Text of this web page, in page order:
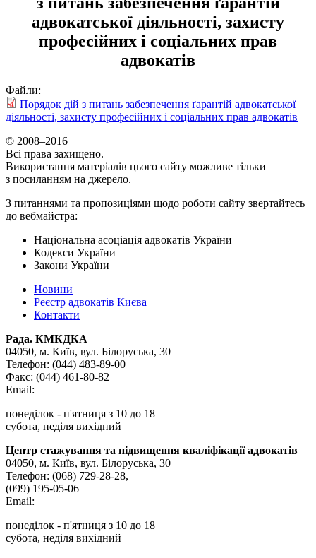
адвокатської діяльності, захисту
професійних і соціальних прав
адвокатів
Файли:
Порядок дій з питань забезпечення ґарантій адвокатської
діяльності, захисту професійних і соціальних прав адвокатів
© 2008–2016
Всі права захищено.
Використання матеріалів цього сайту можливе тільки
з посиланням на джерело.
З питаннями та пропозиціями щодо роботи сайту звертайтесь
до вебмайстра:
Національна асоціація адвокатів України
Кодекси України
Закони України
Новини
Реєстр адвокатів Києва
Контакти
Рада. КМКДКА
04050, м. Київ, вул. Білоруська, 30
Телефон: (044) 483-89-00
Факс: (044) 461-80-82
Email:
понеділок - п'ятниця з 10 до 18
субота, неділя вихідний
Центр стажування та підвищення кваліфікації адвокатів
04050, м. Київ, вул. Білоруська, 30
Телефон: (068) 729-28-28,
(099) 195-05-06
Email:
понеділок - п'ятниця з 10 до 18
субота, неділя вихідний